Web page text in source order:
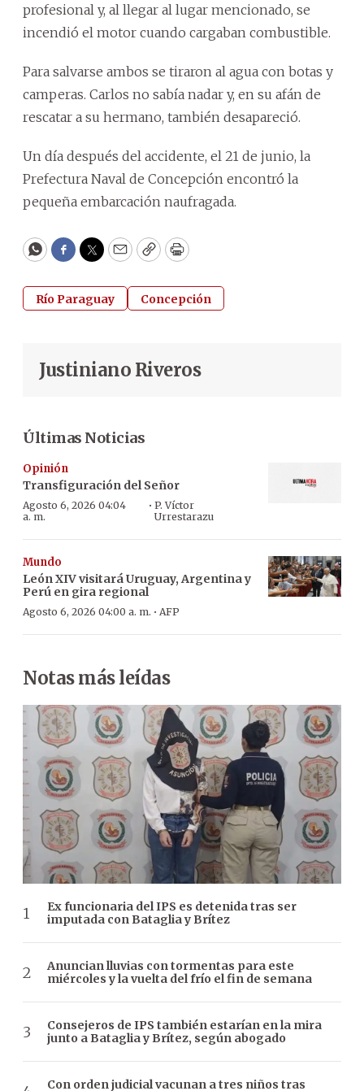
profesional y, al llegar al lugar mencionado, se
incendió el motor cuando cargaban combustible.
Para salvarse ambos se tiraron al agua con botas y
camperas. Carlos no sabía nadar y, en su afán de
rescatar a su hermano, también desapareció.
Un día después del accidente, el 21 de junio, la
Prefectura Naval de Concepción encontró la
pequeña embarcación naufragada.
WhatsApp
Facebook
Twitter
EmailCopyPrint
Río Paraguay Concepción
Justiniano Riveros
Últimas Noticias
Opinión
Transfiguración del Señor
Agosto 6, 2026 04:04
a. m.
· P. Víctor
Urrestarazu
Mundo
León XIV visitará Uruguay, Argentina y
Perú en gira regional
Agosto 6, 2026 04:00 a. m. · AFP
Notas más leídas
Ex funcionaria del IPS es detenida tras ser
imputada con Bataglia y Brítez
Anuncian lluvias con tormentas para este
miércoles y la vuelta del frío el fin de semana
Consejeros de IPS también estarían en la mira
junto a Bataglia y Brítez, según abogado
Con orden judicial vacunan a tres niños tras